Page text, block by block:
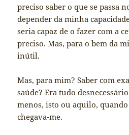
preciso saber o que se passa
depender da minha
seria capaz de o fazer com a
preciso. Mas, para o bem da
inútil.
Mas, para mim? Saber com
saúde? Era tudo
menos, isto ou aquilo,
chegava-me.